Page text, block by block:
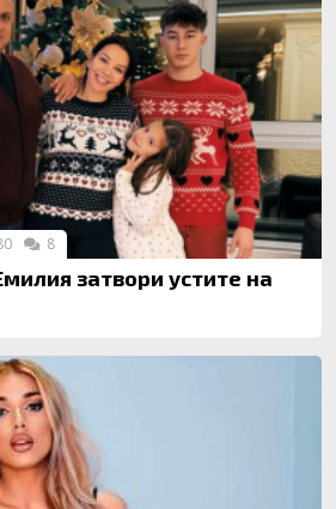
затвори устите на
8